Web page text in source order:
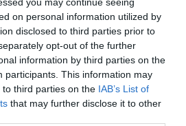
on personal information utilized by
disclosed to third parties prior to
opt-out of the further
information by third parties on the
participants. This information may
third parties on the IAB’s List of
that may further disclose it to other
ismét: senki nem állította,
főleg nem úgy,
lenne.A
ékes példája Habis
amit képtelen volt úgy
nyomokban korrekt